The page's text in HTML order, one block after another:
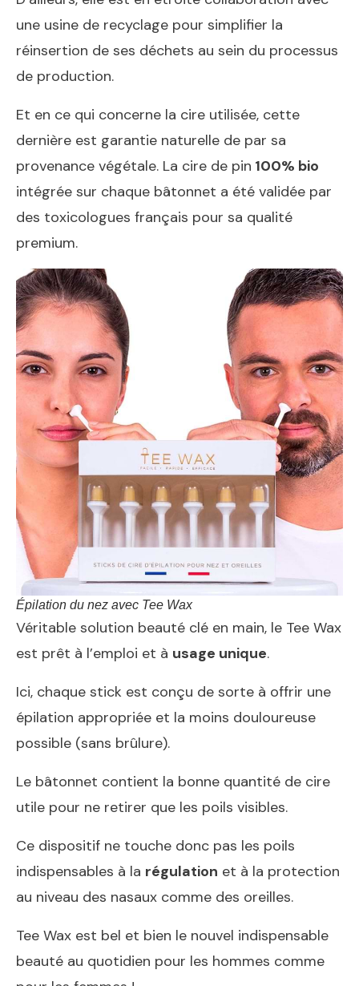
une usine de recyclage pour simplifier la
réinsertion de ses déchets au sein du processus
de production.
Et en ce qui concerne la cire utilisée, cette
dernière est garantie naturelle de par sa
provenance végétale. La cire de pin 100% bio
intégrée sur chaque bâtonnet a été validée par
des toxicologues français pour sa qualité
premium.
Épilation du nez avec Tee Wax
Véritable solution beauté clé en main, le Tee Wax
est prêt à l’emploi et à usage unique.
Ici, chaque stick est conçu de sorte à offrir une
épilation appropriée et la moins douloureuse
possible (sans brûlure).
Le bâtonnet contient la bonne quantité de cire
utile pour ne retirer que les poils visibles.
Ce dispositif ne touche donc pas les poils
indispensables à la régulation et à la protection
au niveau des nasaux comme des oreilles.
Tee Wax est bel et bien le nouvel indispensable
beauté au quotidien pour les hommes comme